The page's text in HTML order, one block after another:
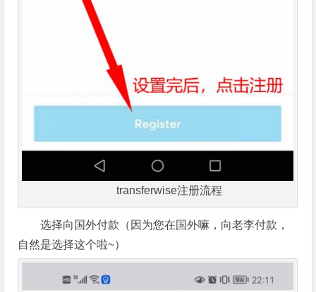
transferwise注册流程
选择向国外付款（因为您在国外嘛，向老李付款，
自然是选择这个啦~）